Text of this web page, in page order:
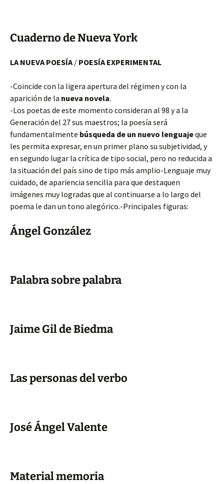
Cuaderno de Nueva York
LA NUEVA POESÍA/ POESÍA EXPERIMENTAL
-Coincide con la ligera apertura del régimen y con la
aparición de la nueva novela.
-Los poetas de este momento consideran al 98 y a la
Generación del 27 sus maestros; la poesía será
fundamentalmente búsqueda de un nuevo lenguajeque
les permita expresar, en un primer plano su subjetividad, y
en segundo lugar la crítica de tipo social, pero no reducida a
la situación del país sino de tipo más amplio-Lenguaje muy
cuidado, de apariencia sencilla para que destaquen
imágenes muy logradas que al continuarse a lo largo del
poema le dan un tono alegórico.-Principales figuras:
Ángel González
Palabra sobre palabra
Jaime Gil de Biedma
Las personas del verbo
José Ángel Valente
Material memoria